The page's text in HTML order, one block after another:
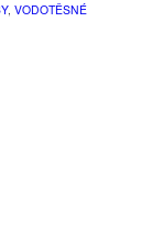
, VODOTĚSNÉ